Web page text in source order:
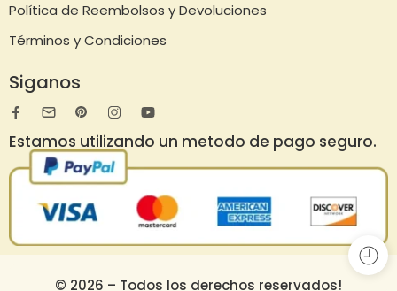
Política de Reembolsos y Devoluciones
Términos y Condiciones
Siganos
Estamos utilizando un metodo de pago seguro.
© 2026 – Todos los derechos reservados!